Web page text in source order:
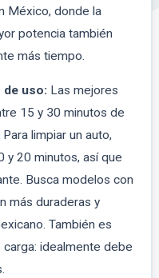
México, donde la
potencia también
más tiempo.
de uso: Las mejores
15 y 30 minutos de
limpiar un auto,
y 20 minutos, así que
Busca modelos con
más duraderas y
También es
idealmente debe